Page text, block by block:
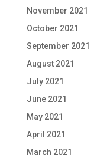
November 2021
October 2021
September 2021
August 2021
July 2021
June 2021
May 2021
April 2021
March 2021